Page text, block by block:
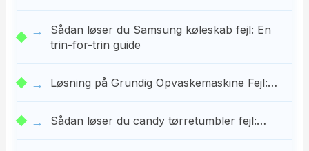
Sådan løser du Samsung køleskab fejl: En
trin-for-trin guide
Løsning på Grundig Opvaskemaskine Fejl:…
Sådan løser du candy tørretumbler fejl:…